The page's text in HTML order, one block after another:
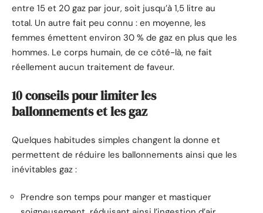
entre 15 et 20 gaz par jour, soit jusqu’à 1,5 litre au
total. Un autre fait peu connu : en moyenne, les
femmes émettent environ 30 % de gaz en plus que les
hommes. Le corps humain, de ce côté-là, ne fait
réellement aucun traitement de faveur.
10 conseils pour limiter les
ballonnements et les gaz
Quelques habitudes simples changent la donne et
permettent de réduire les ballonnements ainsi que les
inévitables gaz :
Prendre son temps pour manger et mastiquer